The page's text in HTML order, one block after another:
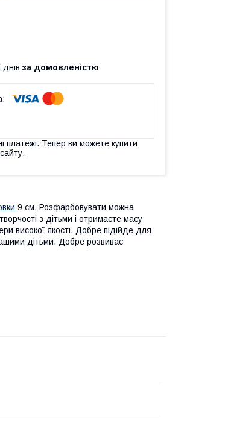
за домовленістю
платежі. Тепер ви можете купити
9 см. Розфарбовувати можна
з дітьми і отримаєте масу
високої якості. Добре підійде для
дітьми. Добре розвиває